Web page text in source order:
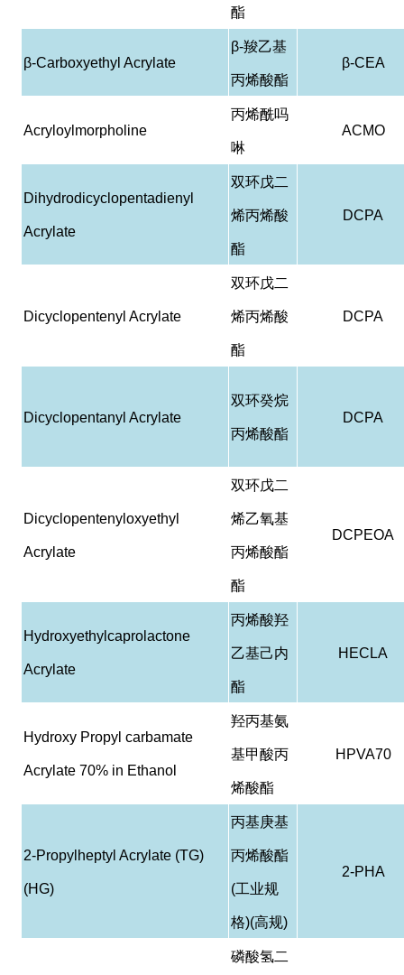
酯
β-Carboxyethyl Acrylate
β-羧乙基
丙烯酸酯
β-CEA
Acryloylmorpholine
丙烯酰吗
啉
ACMO
Dihydrodicyclopentadienyl
Acrylate
双环戊二
烯丙烯酸
酯
DCPA
Dicyclopentenyl Acrylate
双环戊二
烯丙烯酸
酯
DCPA
Dicyclopentanyl Acrylate
双环癸烷
丙烯酸酯
DCPA
Dicyclopentenyloxyethyl
Acrylate
双环戊二
烯乙氧基
丙烯酸酯
酯
DCPEOA
Hydroxyethylcaprolactone
Acrylate
丙烯酸羟
乙基己内
酯
HECLA
Hydroxy Propyl carbamate
Acrylate 70% in Ethanol
羟丙基氨
基甲酸丙
烯酸酯
HPVA70
2-Propylheptyl Acrylate (TG)
(HG)
丙基庚基
丙烯酸酯
(工业规
格)(高规)
2-PHA
磷酸氢二